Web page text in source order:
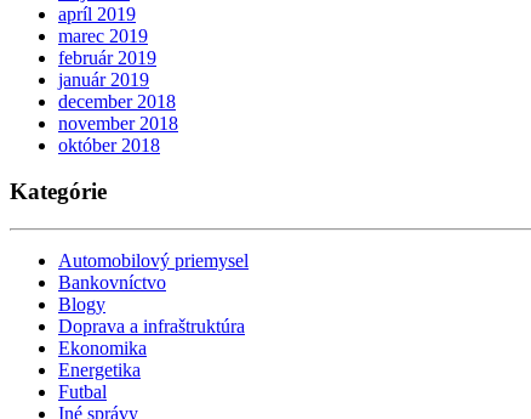
apríl 2019
marec 2019
február 2019
január 2019
december 2018
november 2018
október 2018
Kategórie
Automobilový priemysel
Bankovníctvo
Blogy
Doprava a infraštruktúra
Ekonomika
Energetika
Futbal
Iné správy